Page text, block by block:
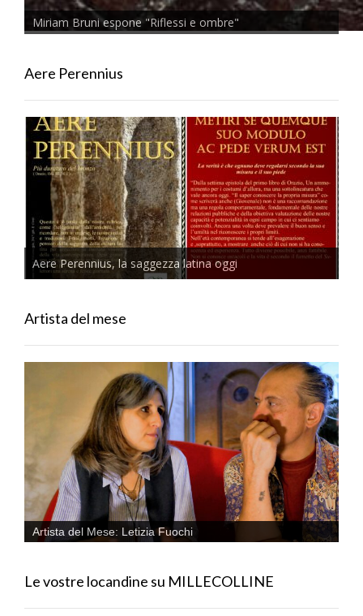
Miriam Bruni espone "Riflessi e ombre"
Aere Perennius
Aere Perennius, la saggezza latina oggi
Artista del mese
Artista del Mese: Letizia Fuochi
Le vostre locandine su MILLECOLLINE